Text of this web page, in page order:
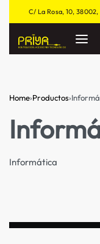
C/ La Rosa, 10,
Home›Productos›
Informática